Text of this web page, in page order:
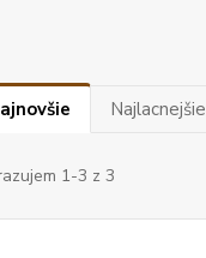
Najlacnejšie
1-3 z 3